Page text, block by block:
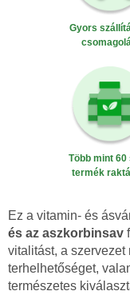
Gyors
Több mint 60
termék
Ez a vitamin- és
és az aszkorbinsav
vitalitást, a
terhelhetőséget,
természetes